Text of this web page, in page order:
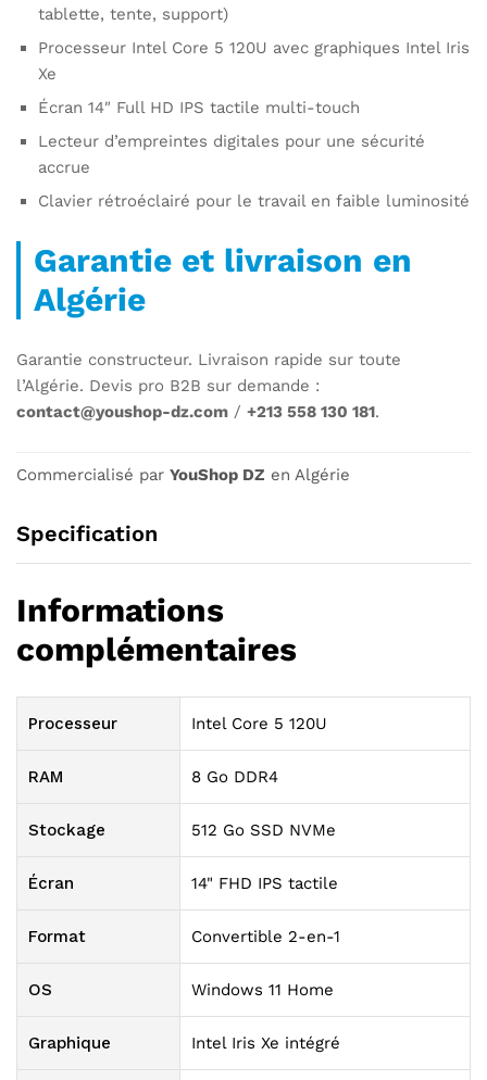
tablette, tente, support)
Processeur Intel Core 5 120U avec graphiques Intel Iris
Xe
Écran 14″ Full HD IPS tactile multi-touch
Lecteur d’empreintes digitales pour une sécurité
accrue
Clavier rétroéclairé pour le travail en faible luminosité
Garantie et livraison en
Algérie
Garantie constructeur. Livraison rapide sur toute
l’Algérie. Devis pro B2B sur demande :
contact@youshop-dz.com / +213 558 130 181.
Commercialisé par YouShop DZ en Algérie
Specification
Informations
complémentaires
Processeur Intel Core 5 120U
RAM 8 Go DDR4
Stockage 512 Go SSD NVMe
Écran 14" FHD IPS tactile
Format Convertible 2-en-1
OS Windows 11 Home
Graphique Intel Iris Xe intégré